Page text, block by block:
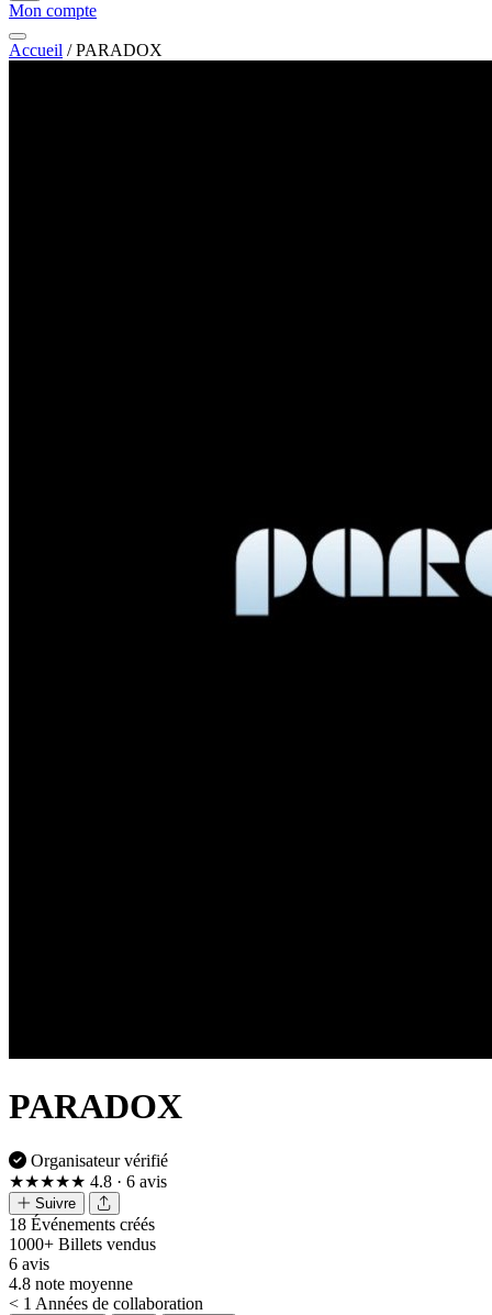
Mon compte
Accueil / PARADOX
PARADOX
Organisateur vérifié
★★★★★ 4.8 · 6 avis
Suivre
18 Événements créés
1000+ Billets vendus
6 avis
4.8 note moyenne
< 1 Années de collaboration